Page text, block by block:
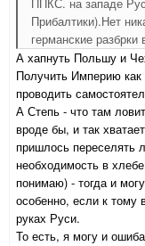
ППКС. на западе
Прибалтики).Нет
германские
А хапнуть Польшу и
Получить Империю
проводить
А Степь - что там
вроде бы, и так
пришлось переселять
необходимость в
понимаю) - тогда и
особенно, если к тому
руках Руси.
То есть, я могу и